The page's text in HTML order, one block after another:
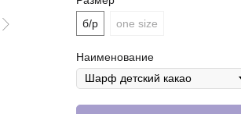
б/р
one size
Наименование